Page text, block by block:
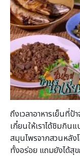
ถึงเวลาอาหารเย็นที่ป้
เกี๋ยนให้เราได้ชิมกิ
สมุนไพรจากสวนหลัง
ทั้งอร่อย แถมยังได้สุ